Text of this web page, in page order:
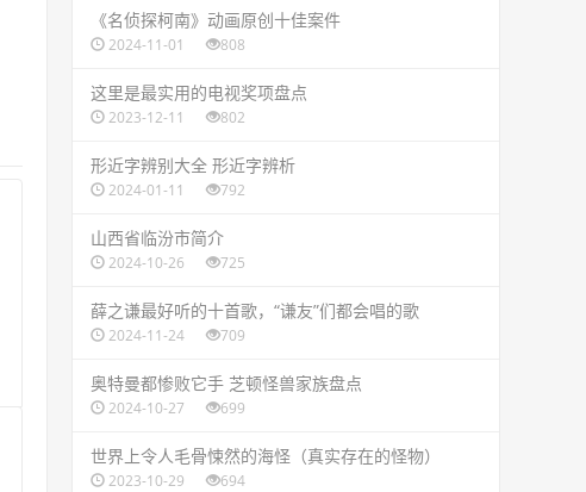
​《名侦探柯南》动画原创十佳案件
2024-11-01 808
​这里是最实用的电视奖项盘点
2023-12-11 802
​形近字辨别大全 形近字辨析
2024-01-11 792
​山西省临汾市简介
2024-10-26 725
​薛之谦最好听的十首歌，“谦友”们都会唱的歌
2024-11-24 709
​奥特曼都惨败它手 芝顿怪兽家族盘点
2024-10-27 699
​世界上令人毛骨悚然的海怪（真实存在的怪物）
2023-10-29 694